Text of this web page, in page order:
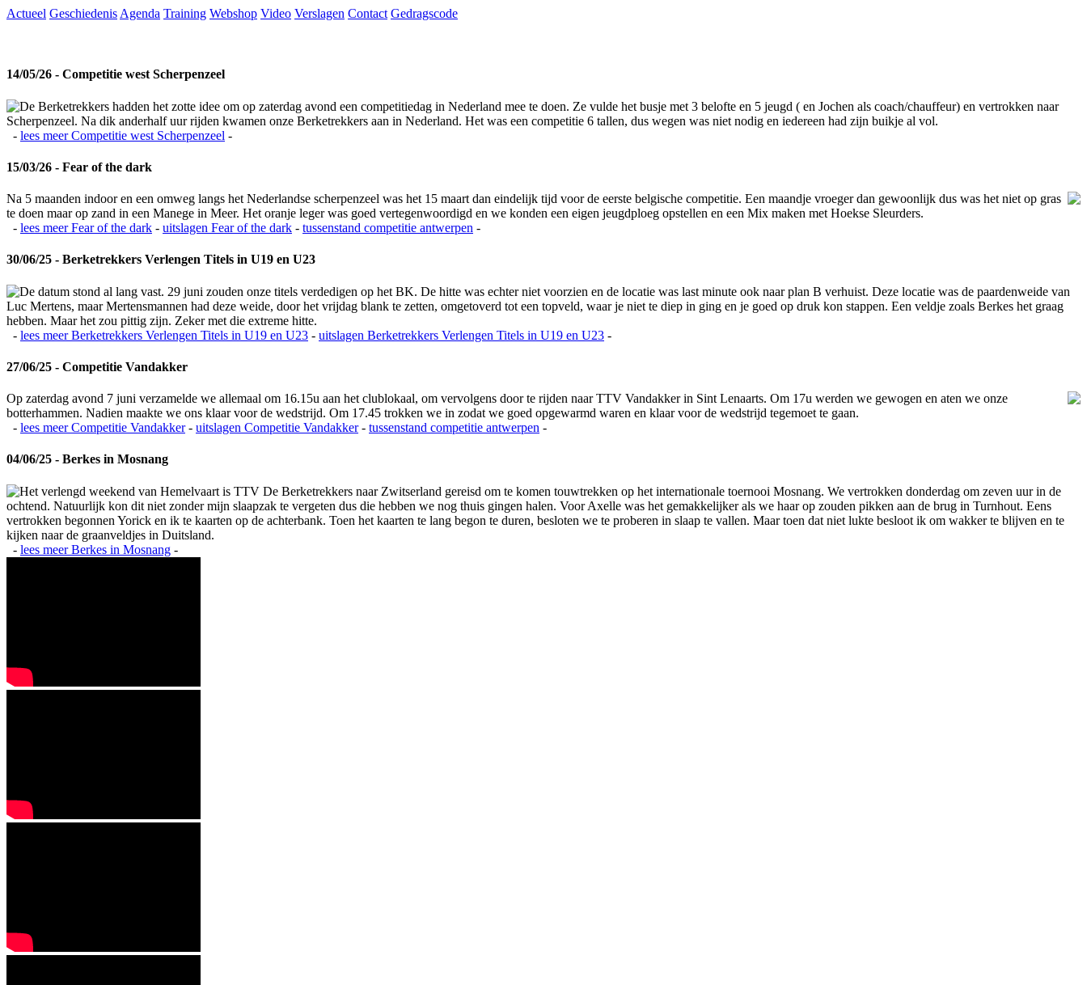
Actueel Geschiedenis Agenda Training Webshop Video Verslagen Contact Gedragscode
14/05/26 - Competitie west Scherpenzeel
De Berketrekkers hadden het zotte idee om op zaterdag avond een competitiedag in Nederland mee te doen. Ze vulde het busje met 3 belofte en 5 jeugd ( en Jochen als coach/chauffeur) en vertrokken naar
Scherpenzeel. Na dik anderhalf uur rijden kwamen onze Berketrekkers aan in Nederland. Het was een competitie 6 tallen, dus wegen was niet nodig en iedereen had zijn buikje al vol.
- lees meerCompetitie west Scherpenzeel -
15/03/26 - Fear of the dark
Na 5 maanden indoor en een omweg langs het Nederlandse scherpenzeel was het 15 maart dan eindelijk tijd voor de eerste belgische competitie. Een maandje vroeger dan gewoonlijk dus was het niet op gras
te doen maar op zand in een Manege in Meer. Het oranje leger was goed vertegenwoordigd en we konden een eigen jeugdploeg opstellen en een Mix maken met Hoekse Sleurders.
- lees meerFear of the dark - uitslagen Fear of the dark - tussenstand competitie antwerpen -
30/06/25 - Berketrekkers Verlengen Titels in U19 en U23
De datum stond al lang vast. 29 juni zouden onze titels verdedigen op het BK. De hitte was echter niet voorzien en de locatie was last minute ook naar plan B verhuist. Deze locatie was de paardenweide van
Luc Mertens, maar Mertensmannen had deze weide, door het vrijdag blank te zetten, omgetoverd tot een topveld, waar je niet te diep in ging en je goed op druk kon stappen. Een veldje zoals Berkes het graag
hebben. Maar het zou pittig zijn. Zeker met die extreme hitte.
- lees meerBerketrekkers Verlengen Titels in U19 en U23 - uitslagen Berketrekkers Verlengen Titels in U19 en U23 -
27/06/25 - Competitie Vandakker
Op zaterdag avond 7 juni verzamelde we allemaal om 16.15u aan het clublokaal, om vervolgens door te rijden naar TTV Vandakker in Sint Lenaarts. Om 17u werden we gewogen en aten we onze
botterhammen. Nadien maakte we ons klaar voor de wedstrijd. Om 17.45 trokken we in zodat we goed opgewarmd waren en klaar voor de wedstrijd tegemoet te gaan.
- lees meerCompetitie Vandakker- uitslagen Competitie Vandakker- tussenstand competitie antwerpen -
04/06/25 - Berkes in Mosnang
Het verlengd weekend van Hemelvaart is TTV De Berketrekkers naar Zwitserland gereisd om te komen touwtrekken op het internationale toernooi Mosnang. We vertrokken donderdag om zeven uur in de
ochtend. Natuurlijk kon dit niet zonder mijn slaapzak te vergeten dus die hebben we nog thuis gingen halen. Voor Axelle was het gemakkelijker als we haar op zouden pikken aan de brug in Turnhout. Eens
vertrokken begonnen Yorick en ik te kaarten op de achterbank. Toen het kaarten te lang begon te duren, besloten we te proberen in slaap te vallen. Maar toen dat niet lukte besloot ik om wakker te blijven en te
kijken naar de graanveldjes in Duitsland.
- lees meerBerkes in Mosnang -